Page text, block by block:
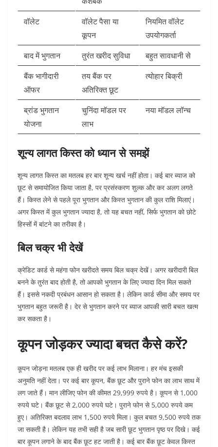
वॉलेट
वॉलेट पैसा या
कूपन
नियमित वॉलेट
उपयोगकर्ता
बाद में भुगतान
तुरंत खरीद सुविधा
बहुत सावधानी से
बैंक भागीदारी
ऑफर
तय बैंक पर
अतिरिक्त छूट
त्योहार बिक्री
ब्रांड भुगतान
योजना
चुनिंदा मॉडल पर
लाभ
नया मॉडल लॉन्च
शून्य लागत किस्त को ध्यान से समझें
शून्य लागत किस्त का मतलब हर बार शून्य खर्च नहीं होता। कई बार ब्याज को
छूट से समायोजित किया जाता है, पर प्रसंस्करण शुल्क और कर अलग लगते
हैं। किस्त लेने से पहले पूरा भुगतान और किस्त भुगतान की कुल राशि मिलाएं।
अगर किस्त में कुल भुगतान ज्यादा है, तो यह बचत नहीं, सिर्फ भुगतान को छोटे
हिस्सों में बांटने का तरीका है।
बिल चक्र भी देखें
क्रेडिट कार्ड से महंगा फोन खरीदते समय बिल चक्र देखें। अगर खरीदारी बिल
बनने के तुरंत बाद होती है, तो आपको भुगतान के लिए ज्यादा दिन मिल सकते
हैं। इससे नकदी प्रबंधन आसान हो सकता है। लेकिन कार्ड सीमा और समय पर
भुगतान बहुत जरूरी है। देर से भुगतान करने पर ब्याज आपकी सारी बचत खत्म
कर सकता है।
कूपन जोड़कर ज्यादा बचत कैसे करें?
कूपन जोड़ना मतलब एक ही खरीद पर कई लाभ मिलाना। हर मंच इसकी
अनुमति नहीं देता। पर कई बार कूपन, बैंक छूट और पुराने फोन का लाभ साथ में
लग जाते हैं। मान लीजिए फोन की कीमत 29,999 रुपये है। कूपन से 1,000
रुपये घटे। बैंक छूट से 2,000 रुपये घटे। पुराने फोन से 5,000 रुपये कम
हुए। अतिरिक्त बदलाव लाभ 1,500 रुपये मिला। कुल बचत 9,500 रुपये तक
जा सकती है। लेकिन यह तभी सही है जब सारी छूट भुगतान पृष्ठ पर दिखे। कई
बार कूपन लगाने के बाद बैंक छूट हट जाती है। कई बार बैंक छूट केवल किस्त